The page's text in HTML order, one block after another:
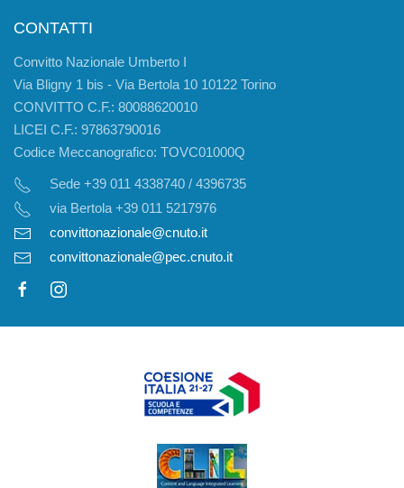
CONTATTI
Convitto Nazionale Umberto I
Via Bligny 1 bis - Via Bertola 10 10122 Torino
CONVITTO C.F.: 80088620010
LICEI C.F.: 97863790016
Codice Meccanografico: TOVC01000Q
Sede +39 011 4338740 / 4396735
via Bertola +39 011 5217976
convittonazionale@cnuto.it
convittonazionale@pec.cnuto.it